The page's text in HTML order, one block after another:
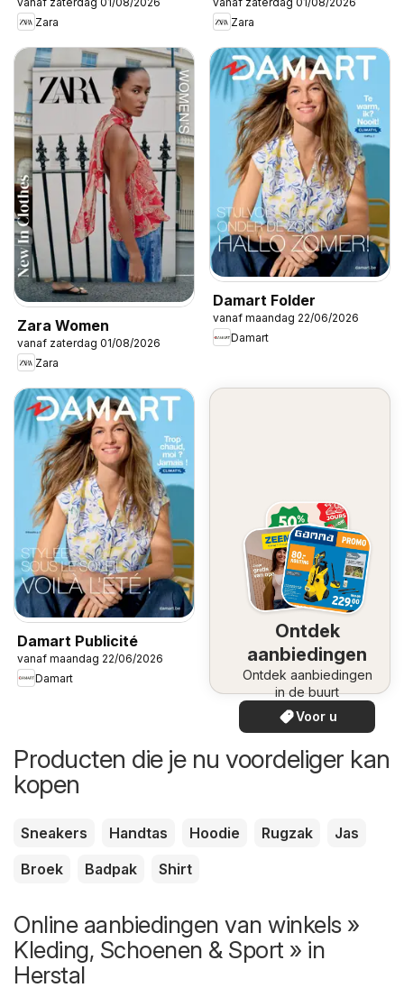
Zara
Zara
Zara Women
vanaf zaterdag 01/08/2026
Zara
Damart Folder
vanaf maandag 22/06/2026
Damart
Damart Publicité
vanaf maandag 22/06/2026
Damart
Ontdek
aanbiedingen
Ontdek aanbiedingen
in de buurt
Voor u
Producten die je nu voordeliger kan
kopen
Sneakers Handtas Hoodie Rugzak
Jas
Broek
Badpak Shirt
Online aanbiedingen van winkels »
Kleding, Schoenen & Sport » in
Herstal